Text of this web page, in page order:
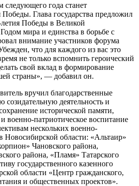
года станет
Победы. Глава государства предложил
Победы в Великой
мира и единства в борьбе с
внимание участников форума
что для каждого из вас это
не только вспомнить героический
свой вклад в формирование
страны», — добавил он.
вручил благодарственные
созидательную деятельность и
исторической памяти,
военно-патриотическое воспитание
нескольких военно-
Новосибирской области: «Альтаир»
Чановского района,
района, «Пламя» Татарского
государственного казенного
области «Центр гражданского,
и общественных проектов».